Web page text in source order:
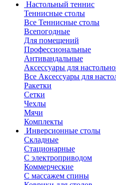
Настольный теннис
Теннисные столы
Все Теннисные столы
Всепогодные
Для помещений
Профессиональные
Антивандальные
Аксессуары для
Все Аксессуары для
Ракетки
Сетки
Чехлы
Мячи
Комплекты
Инверсионные столы
Складные
Стационарные
С электроприводом
Коммерческие
С массажем спины